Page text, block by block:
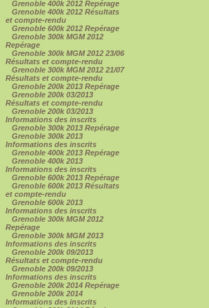
Grenoble 400k 2012 Repérage
Grenoble 400k 2012 Résultats
et compte-rendu
Grenoble 600k 2012 Repérage
Grenoble 300k MGM 2012
Repérage
Grenoble 300k MGM 2012 23/06
Résultats et compte-rendu
Grenoble 300k MGM 2012 21/07
Résultats et compte-rendu
Grenoble 200k 2013 Repérage
Grenoble 200k 03/2013
Résultats et compte-rendu
Grenoble 200k 03/2013
Informations des inscrits
Grenoble 300k 2013 Repérage
Grenoble 300k 2013
Informations des inscrits
Grenoble 400k 2013 Repérage
Grenoble 400k 2013
Informations des inscrits
Grenoble 600k 2013 Repérage
Grenoble 600k 2013 Résultats
et compte-rendu
Grenoble 600k 2013
Informations des inscrits
Grenoble 300k MGM 2012
Repérage
Grenoble 300k MGM 2013
Informations des inscrits
Grenoble 200k 09/2013
Résultats et compte-rendu
Grenoble 200k 09/2013
Informations des inscrits
Grenoble 200k 2014 Repérage
Grenoble 200k 2014
Informations des inscrits